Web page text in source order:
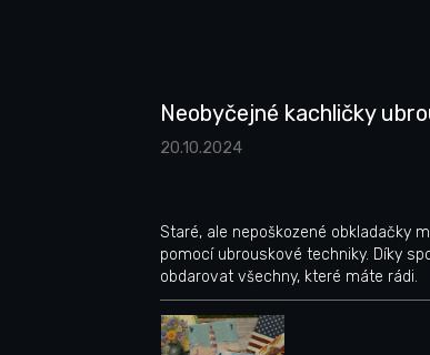
Neobyčejné kachličky
20.10.2024
Staré, ale nepoškozené obkladačky
pomocí ubrouskové techniky. Díky
obdarovat všechny, které máte rádi.